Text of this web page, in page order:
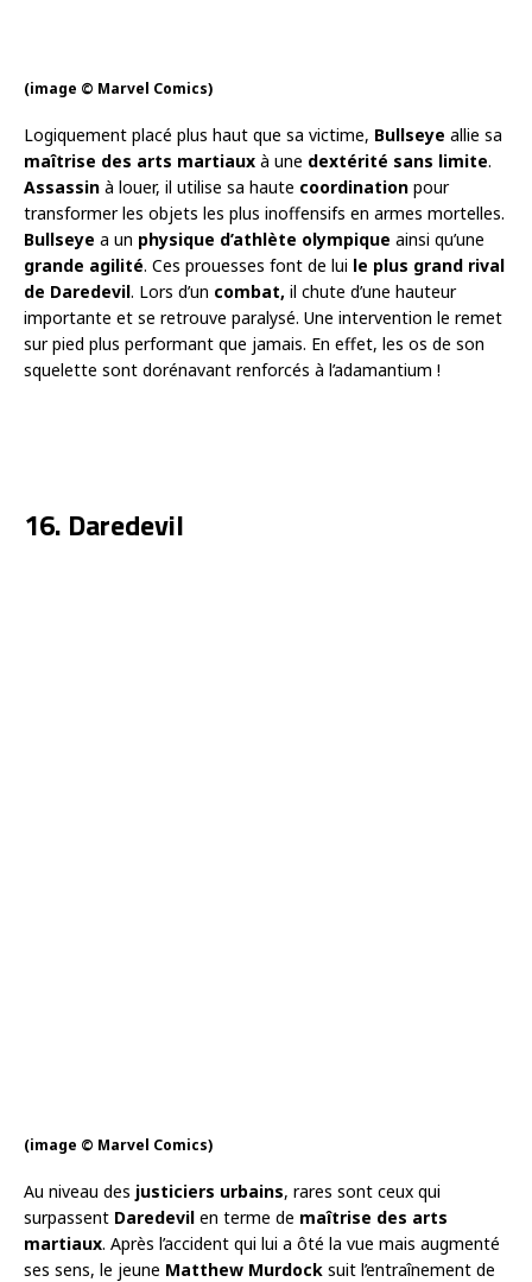
(image © Marvel Comics)
Logiquement placé plus haut que sa victime, Bullseye allie sa
maîtrise des arts martiaux à une dextérité sans limite.
Assassin à louer, il utilise sa haute coordination pour
transformer les objets les plus inoffensifs en armes mortelles.
Bullseye a un physique d’athlète olympique ainsi qu’une
grande agilité. Ces prouesses font de lui le plus grand rival
de Daredevil. Lors d’un combat, il chute d’une hauteur
importante et se retrouve paralysé. Une intervention le remet
sur pied plus performant que jamais. En effet, les os de son
squelette sont dorénavant renforcés à l’adamantium !
16. Daredevil
(image © Marvel Comics)
Au niveau des justiciers urbains, rares sont ceux qui
surpassent Daredevil en terme de maîtrise des arts
martiaux. Après l’accident qui lui a ôté la vue mais augmenté
ses sens, le jeune Matthew Murdock suit l’entraînement de